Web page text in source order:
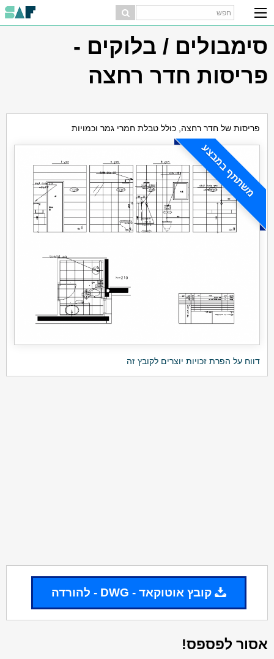
סימבולים / בלוקים -
פריסות חדר רחצה
פריסות של חדר רחצה, כולל טבלת חמרי גמר וכמויות
משתתף במבצע
דווח על הפרת זכויות יוצרים לקובץ זה
קובץ אוטוקאד - DWG - להורדה
אסור לפספס!